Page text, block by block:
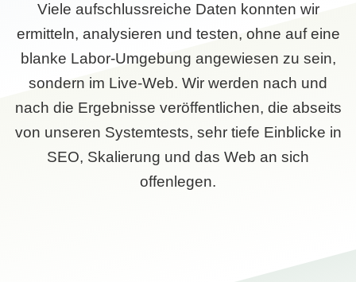
Viele aufschlussreiche Daten konnten wir
ermitteln, analysieren und testen, ohne auf eine
blanke Labor-Umgebung angewiesen zu sein,
sondern im Live-Web. Wir werden nach und
nach die Ergebnisse veröffentlichen, die abseits
von unseren Systemtests, sehr tiefe Einblicke in
SEO, Skalierung und das Web an sich
offenlegen.